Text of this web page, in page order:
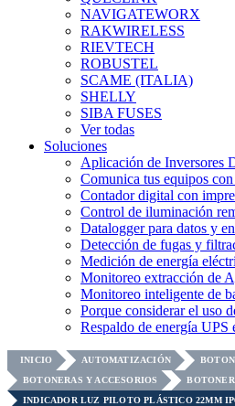
NAVIGATEWORX
RAKWIRELESS
RIEVTECH
ROBUSTEL
SCAME (ITALIA)
SHELLY
SIBA FUSES
Ver todas
Soluciones
Aplicación de Inversores
Comunica tus equipos
Contador digital con
Control de iluminación
Datalogger para datos y
Detección de fugas y
Medición de energía
Monitoreo extracción de
Monitoreo inteligente de
Porque considerar el uso
Respaldo de energía UPS
INICIO AUTOMATIZACIÓN
BOTONERAS Y ACCESORIOS
INDICADOR LUZ PILOTO PLÁSTICO 22MM